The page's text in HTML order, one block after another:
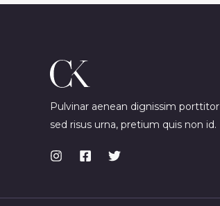
Pulvinar aenean dignissim porttitor
sed risus urna, pretium quis non id.